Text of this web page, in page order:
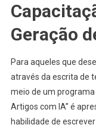
Geração
Para aqueles que
através da escrita de
meio de um programa
Artigos com IA” é
habilidade de